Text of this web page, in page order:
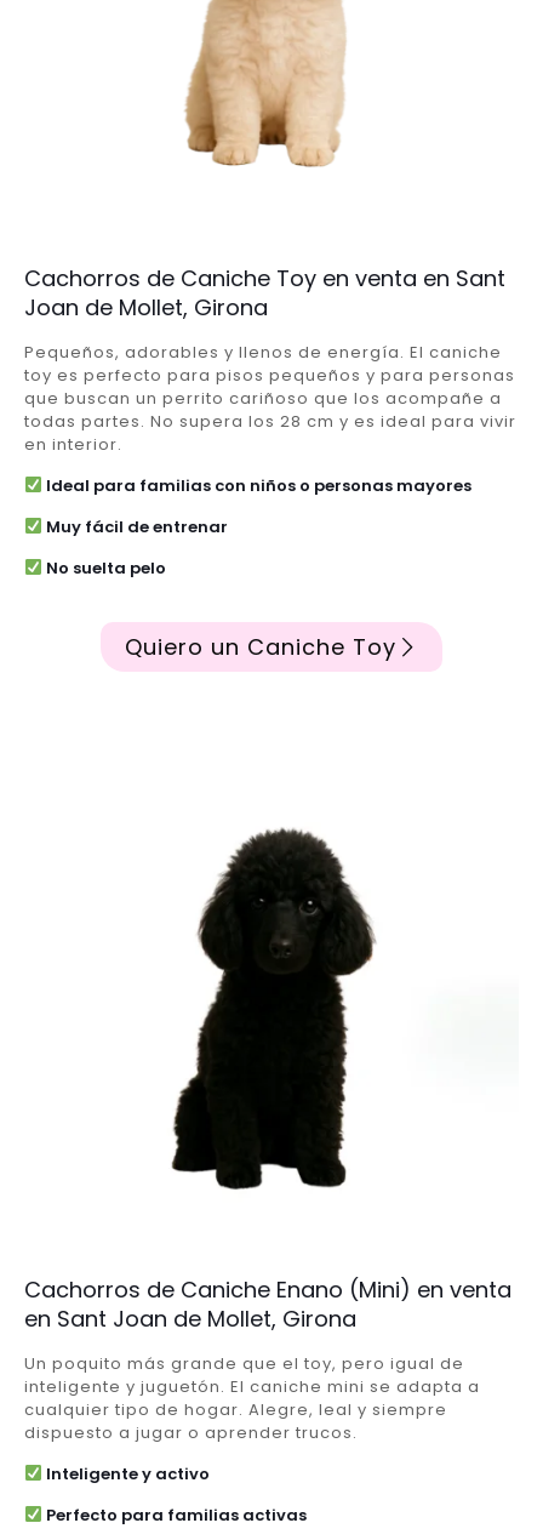
Cachorros de Caniche Toy en venta en Sant
Joan de Mollet, Girona
Pequeños, adorables y llenos de energía. El caniche
toy es perfecto para pisos pequeños y para personas
que buscan un perrito cariñoso que los acompañe a
todas partes. No supera los 28 cm y es ideal para vivir
en interior.
Ideal para familias con niños o personas mayores
Muy fácil de entrenar
No suelta pelo
Quiero un Caniche Toy
Cachorros de Caniche Enano (Mini) en venta
en Sant Joan de Mollet, Girona
Un poquito más grande que el toy, pero igual de
inteligente y juguetón. El caniche mini se adapta a
cualquier tipo de hogar. Alegre, leal y siempre
dispuesto a jugar o aprender trucos.
Inteligente y activo
Perfecto para familias activas